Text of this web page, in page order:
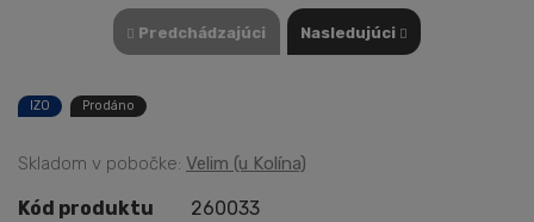
Predchádzajúci Nasledujúci
IZO Prodáno
Skladom v pobočke: Velim (u Kolína)
Kód produktu 260033